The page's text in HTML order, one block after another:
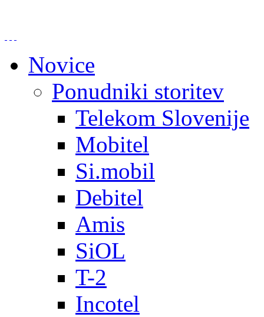
Novice
Ponudniki storitev
Telekom Slovenije
Mobitel
Si.mobil
Debitel
Amis
SiOL
T-2
Incotel